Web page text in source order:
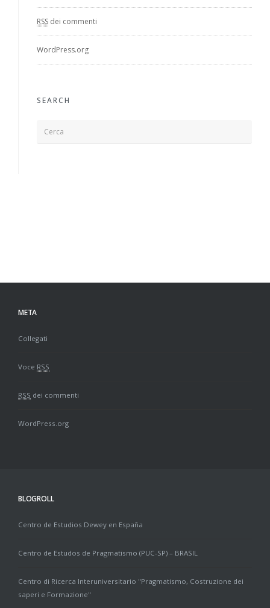
RSS dei commenti
WordPress.org
SEARCH
META
Collegati
Voce RSS
RSS dei commenti
WordPress.org
BLOGROLL
Centro de Estudios Dewey en España
Centro de Estudos de Pragmatismo (PUC-SP) – BRASIL
Centro di Ricerca Interuniversitario "Pragmatismo, Costruzione dei
saperi e Formazione"